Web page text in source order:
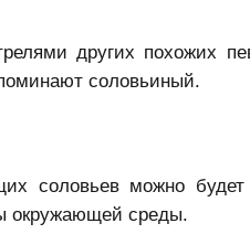
других похожих
соловьиный.
соловьев можно будет
окружающей среды.